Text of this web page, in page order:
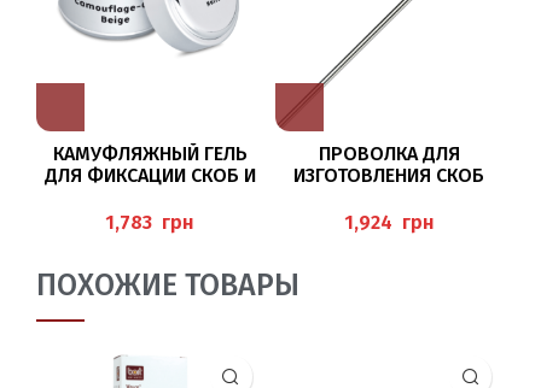
КАМУФЛЯЖНЫЙ ГЕЛЬ
ДЛЯ ФИКСАЦИИ СКОБ И
НОГТЕЙ, 15МЛ
(CAMOUFLAGE-GEL BEIGE)
грн
ПРОВОЛКА ДЛЯ
ИЗГОТОВЛЕНИЯ СКОБ
грн
ПОХОЖИЕ ТОВАРЫ